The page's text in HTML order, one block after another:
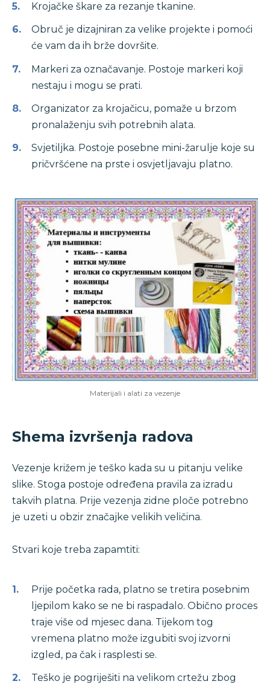
Krojačke škare za rezanje tkanine.
Obruč je dizajniran za velike projekte i pomoći
će vam da ih brže dovršite.
Markeri za označavanje. Postoje markeri koji
nestaju i mogu se prati.
Organizator za krojačicu, pomaže u brzom
pronalaženju svih potrebnih alata.
Svjetiljka. Postoje posebne mini-žarulje koje su
pričvršćene na prste i osvjetljavaju platno.
Materijali i alati za vezenje
Shema izvršenja radova
Vezenje križem je teško kada su u pitanju velike
slike. Stoga postoje određena pravila za izradu
takvih platna. Prije vezenja zidne ploče potrebno
je uzeti u obzir značajke velikih veličina.
Stvari koje treba zapamtiti:
Prije početka rada, platno se tretira posebnim
ljepilom kako se ne bi raspadalo. Obično proces
traje više od mjesec dana. Tijekom tog
vremena platno može izgubiti svoj izvorni
izgled, pa čak i rasplesti se.
Teško je pogriješiti na velikom crtežu zbog